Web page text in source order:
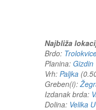
Najbliža
Brdo:
Planina: Gizdin
Vrh: Paljka
Greben(i):
Izdanak brda:
Dolina: Velika